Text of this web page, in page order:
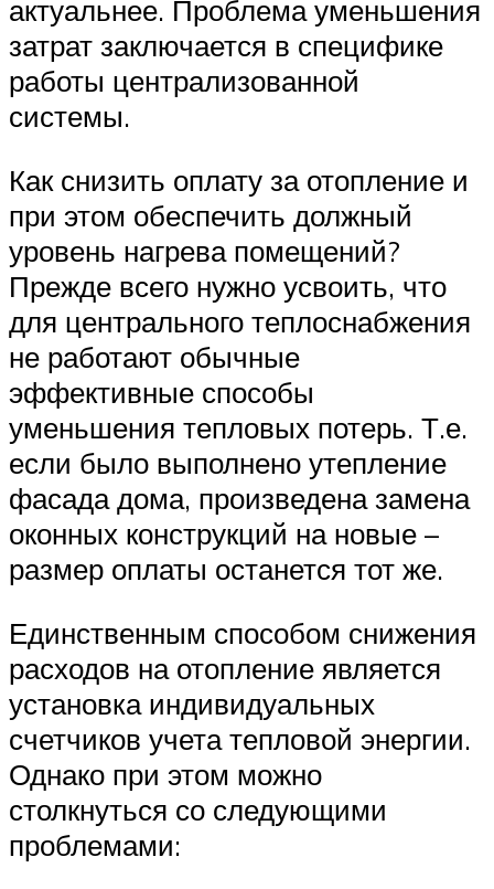
актуальнее. Проблема уменьшения
затрат заключается в специфике
работы централизованной
системы.
Как снизить оплату за отопление и
при этом обеспечить должный
уровень нагрева помещений?
Прежде всего нужно усвоить, что
для центрального теплоснабжения
не работают обычные
эффективные способы
уменьшения тепловых потерь. Т.е.
если было выполнено утепление
фасада дома, произведена замена
оконных конструкций на новые –
размер оплаты останется тот же.
Единственным способом снижения
расходов на отопление является
установка индивидуальных
счетчиков учета тепловой энергии.
Однако при этом можно
столкнуться со следующими
проблемами: